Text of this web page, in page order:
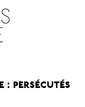
: persécutés